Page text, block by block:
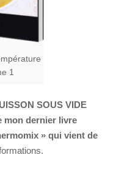
1
SOUS VIDE
mon dernier livre
» qui vient de